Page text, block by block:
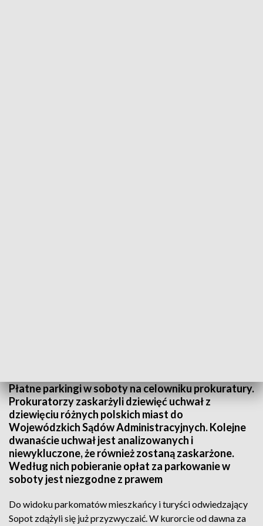
Płatne parkingi w soboty na celowniku prokuratury.
Prokuratorzy zaskarżyli dziewięć uchwał z
dziewięciu różnych polskich miast do
Wojewódzkich Sądów Administracyjnych. Kolejne
dwanaście uchwał jest analizowanych i
niewykluczone, że również zostaną zaskarżone.
Według nich pobieranie opłat za parkowanie w
soboty jest niezgodne z prawem
Do widoku parkomatów mieszkańcy i turyści odwiedzający
Sopot zdążyli się już przyzwyczaić. W kurorcie od dawna za